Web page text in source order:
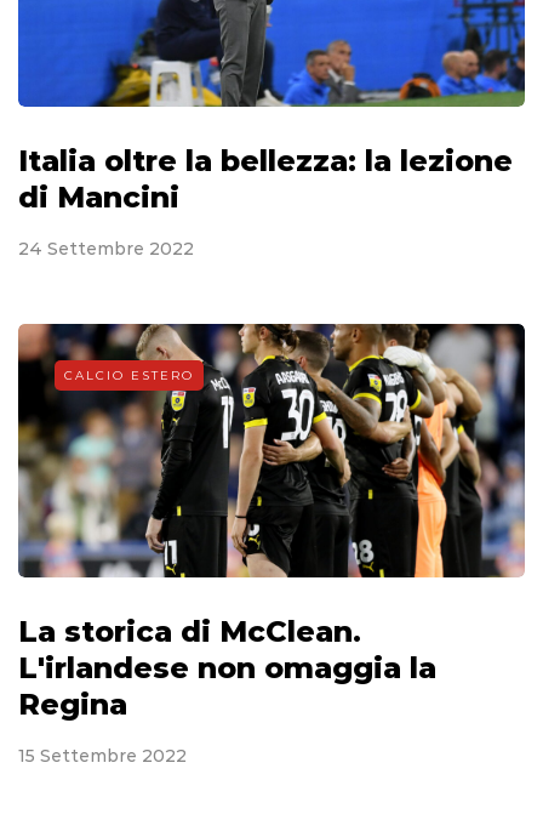
Italia oltre la bellezza: la lezione
di Mancini
24 Settembre 2022
CALCIO ESTERO
La storica di McClean.
L'irlandese non omaggia la
Regina
15 Settembre 2022